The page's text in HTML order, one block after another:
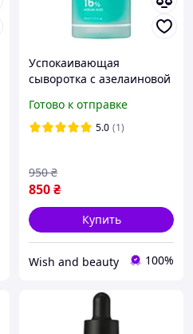
Успокаивающая
сыворотка с азелаиновой
Azelaic Acid 16 BB Calming
Serum, 30 мл
Готово к отправке
5.0 (1)
850₴
950 ₴
Купить
Wish and beauty 100%